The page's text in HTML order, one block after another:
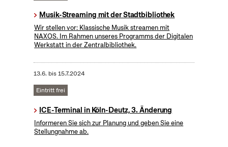
Musik-Streaming mit der Stadtbibliothek
Wir stellen vor: Klassische Musik streamen mit
NAXOS. Im Rahmen unseres Programms der Digitalen
Werkstatt in der Zentralbibliothek.
13.6. bis15.7.2024
Eintritt frei
ICE-Terminal in Köln-Deutz, 3. Änderung
Informeren Sie sich zur Planung und geben Sie eine
Stellungnahme ab.